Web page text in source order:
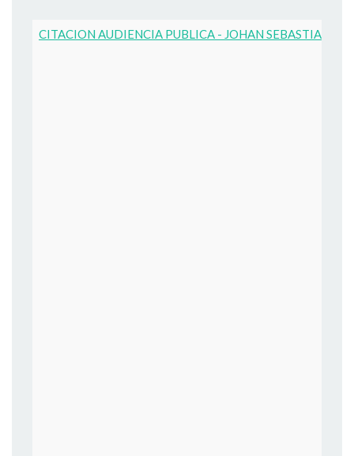
CITACION AUDIENCIA PUBLICA - JOHAN SEBASTIAN